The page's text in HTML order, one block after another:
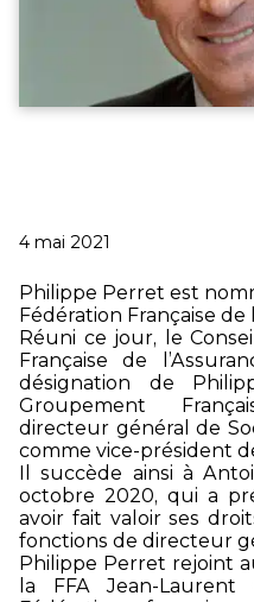
Publié
4 mai 2021
Philippe Perret est
Fédération Française de
Réuni ce jour, le
Française de
désignation de
Groupement
directeur général de
comme vice-président
Il succède ainsi à
octobre 2020, qui a
avoir fait valoir ses
fonctions de directeur
Philippe Perret rejoint
la FFA Jean-